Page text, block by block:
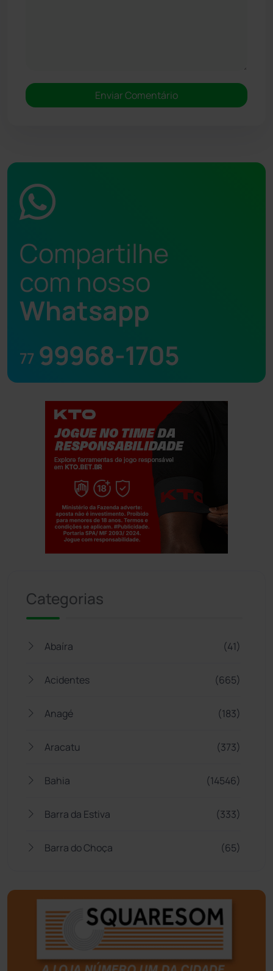
Compartilhe
com nosso
Whatsapp
77 99968-1705
Categorias
Abaíra (41)
Acidentes (665)
Anagé (183)
Aracatu (373)
Bahia (14546)
Barra da Estiva (333)
Barra do Choça (65)
Bom Jesus da Lapa (508)
Boquira (152)